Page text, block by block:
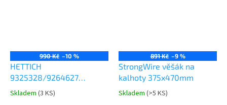
990 Kč –10 %
HETTICH
9325328/9264627
Comfort Spin 360° otočná
police 8kg
Průměrné
Skladem (3 KS)
891 Kč –9 %
StrongWire věšák na
kalhoty 375x470mm
Průměrné
Skladem (>5 KS)